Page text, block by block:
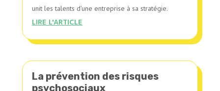
unit les talents d’une entreprise à sa stratégie.
LIRE L'ARTICLE
La prévention des risques
psychosociaux